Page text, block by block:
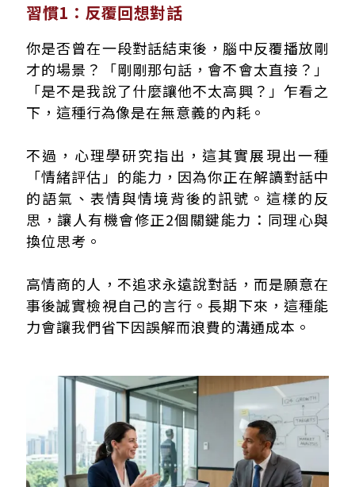
習慣1：反覆回想對話
你是否曾在一段對話結束後，腦中反覆播放剛
才的場景？「剛剛那句話，會不會太直接？」
「是不是我說了什麼讓他不太高興？」乍看之
下，這種行為像是在無意義的內耗。
不過，心理學研究指出，這其實展現出一種
「情緒評估」的能力，因為你正在解讀對話中
的語氣、表情與情境背後的訊號。這樣的反
思，讓人有機會修正2個關鍵能力：同理心與
換位思考。
高情商的人，不追求永遠說對話，而是願意在
事後誠實檢視自己的言行。長期下來，這種能
力會讓我們省下因誤解而浪費的溝通成本。